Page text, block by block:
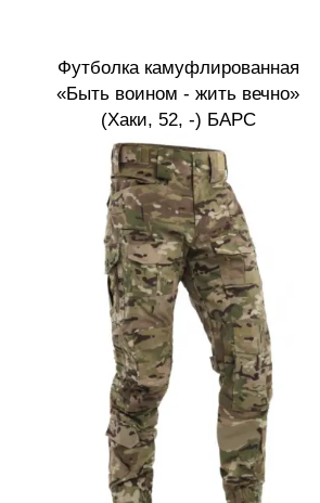
Футболка камуфлированная
«Быть воином - жить вечно»
(Хаки, 52, -) БАРС